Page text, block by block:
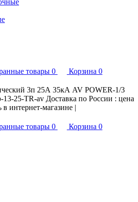
товары 0 Корзина 0
3п 25А 35кА AV POWER-1/3
25-TR-av Доставка по России : цена
интернет-магазине |
товары 0 Корзина 0